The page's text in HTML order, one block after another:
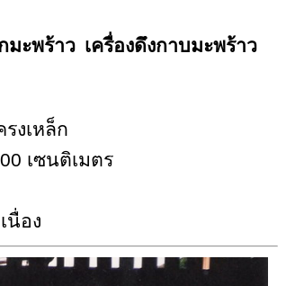
มะพร้าวเครื่องดึงกาบมะพร้าว
งเหล็ก
เซนติเมตร
นื่อง